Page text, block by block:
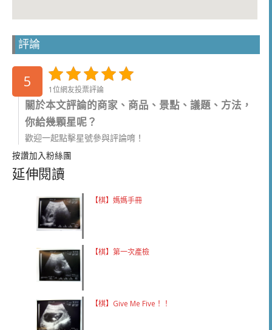
評論
5 1位網友投票評論
關於本文評論的商家、商品、景點、議題、方法，
你給幾顆星呢？
歡迎一起點擊星號參與評論唷！
按讚加入粉絲團
延伸閱讀
【棋】媽媽手冊
【棋】第一次產檢
【棋】Give Me Five！！